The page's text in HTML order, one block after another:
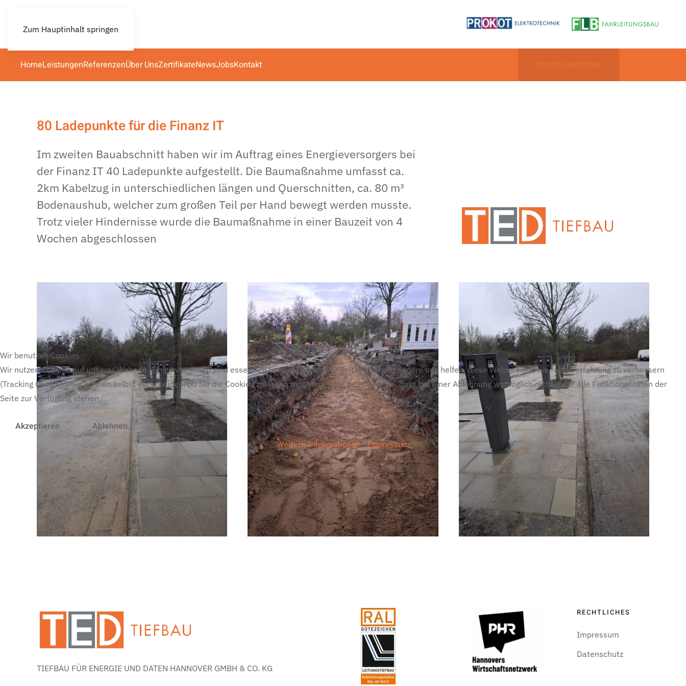
Zum Hauptinhalt springen
HomeLeistungenReferenzenÜber UnsZertifikateNewsJobsKontakt
80 Ladepunkte für die Finanz IT
Im zweiten Bauabschnitt haben wir im Auftrag eines Energieversorgers bei
der Finanz IT 40 Ladepunkte aufgestellt. Die Baumaßnahme umfasst ca.
2km Kabelzug in unterschiedlichen längen und Querschnitten, ca. 80 m³
Bodenaushub, welcher zum großen Teil per Hand bewegt werden musste.
Trotz vieler Hindernisse wurde die Baumaßnahme in einer Bauzeit von 4
Wochen abgeschlossen
TIEFBAU FÜR ENERGIE UND DATEN HANNOVER GMBH & CO. KG
RECHTLICHES
Impressum
Datenschutz
Wir benutzen Cookies
Wir nutzen Cookies auf unserer Website. Einige von ihnen sind essenziell für den Betrieb der Seite, während andere uns helfen, diese Website und die Nutzererfahrung zu verbessern
(Tracking Cookies). Sie können selbst entscheiden, ob Sie die Cookies zulassen möchten. Bitte beachten Sie, dass bei einer Ablehnung womöglich nicht mehr alle Funktionalitäten der
Seite zur Verfügung stehen.
Akzeptieren Ablehnen
Weitere Informationen|Impressum